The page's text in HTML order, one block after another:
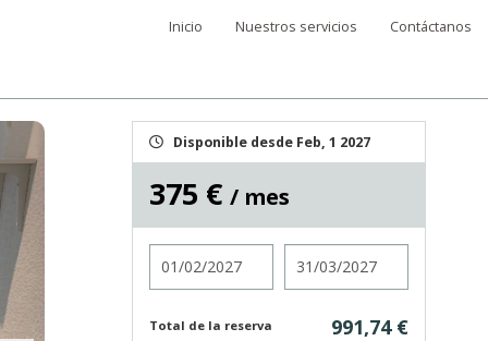
Inicio Nuestros servicios Contáctanos
Disponible desde Feb, 1 2027
375 € / mes
Total de la reserva 991,74 €